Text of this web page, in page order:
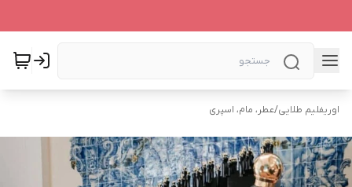
اوریفلیم طلایی/عطر، مام، اسپری